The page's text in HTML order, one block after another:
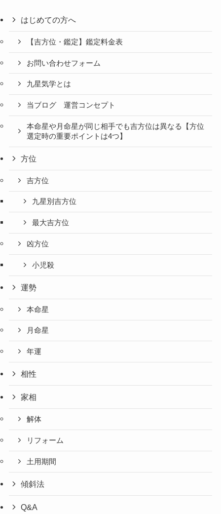
はじめての方へ
【吉方位・鑑定】鑑定料金表
お問い合わせフォーム
九星気学とは
当ブログ 運営コンセプト
本命星や月命星が同じ相手でも吉方位は異なる【方位
選定時の重要ポイントは4つ】
方位
吉方位
九星別吉方位
最大吉方位
凶方位
小児殺
運勢
本命星
月命星
年運
相性
家相
解体
リフォーム
土用期間
傾斜法
Q&A